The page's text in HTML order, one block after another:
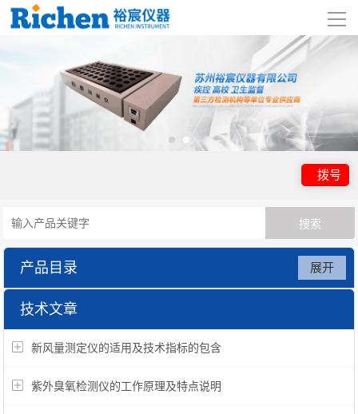
导
航
关于我们
产品展示
视频展示
资讯中心
联系我们
拨号
产品目录
粉尘采样器
展开
技术文章
新风量测定仪的适用及技术指标的包含
紫外臭氧检测仪的工作原理及特点说明